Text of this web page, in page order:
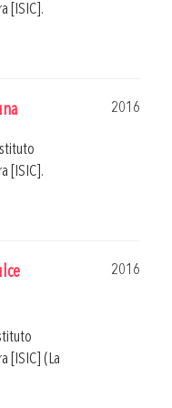
[ISIC].
2016
[ISIC].
2016
[ISIC] (La